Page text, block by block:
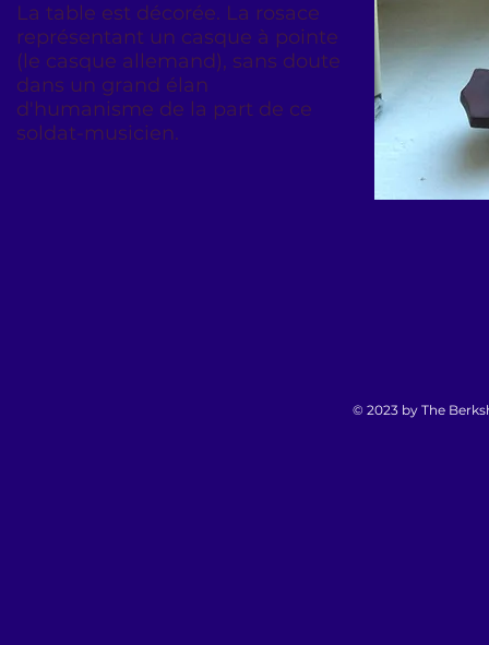
La table est décorée. La rosace
représentant un casque à pointe
(le casque allemand), sans doute
dans un grand élan
d'humanisme de la part de ce
soldat-musicien.
© 2023 by The